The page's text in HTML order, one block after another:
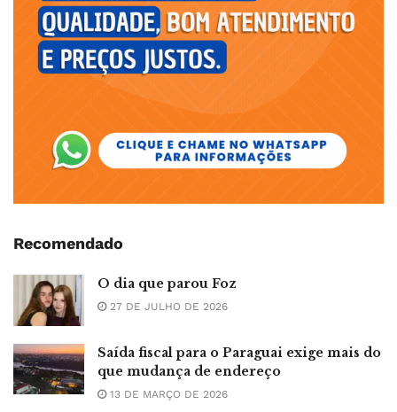
Recomendado
O dia que parou Foz
27 DE JULHO DE 2026
Saída fiscal para o Paraguai exige mais do
que mudança de endereço
13 DE MARÇO DE 2026